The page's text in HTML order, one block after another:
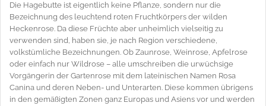
Die Hagebutte ist eigentlich keine Pflanze, sondern nur die
Bezeichnung des leuchtend roten Fruchtkörpers der wilden
Heckenrose. Da diese Früchte aber unheimlich vielseitig zu
verwenden sind, haben sie, je nach Region verschiedene,
volkstümliche Bezeichnungen. Ob Zaunrose, Weinrose, Apfelrose
oder einfach nur Wildrose – alle umschreiben die urwüchsige
Vorgängerin der Gartenrose mit dem lateinischen Namen Rosa
Canina und deren Neben- und Unterarten. Diese kommen übrigens
in den gemäßigten Zonen ganz Europas und Asiens vor und werden